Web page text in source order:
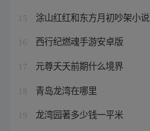
15 涂山红红和东方月初吵架小说
16 西行纪燃魂手游安卓版
17 元尊夭夭前期什么境界
18 青岛龙湾在哪里
19 龙湾园著多少钱一平米